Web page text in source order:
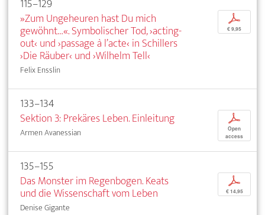
115–129
»Zum Ungeheuren hast Du mich
gewöhnt…«. Symbolischer Tod, ›acting-
out‹ und ›passage à l’acte‹ in Schillers
›Die Räuber‹ und ›Wilhelm Tell‹
Felix Ensslin
p
€ 9,95
133–134
Sektion 3: Prekäres Leben. Einleitung
Armen Avanessian
p
Open
access
135–155
Das Monster im Regenbogen. Keats
und die Wissenschaft vom Leben
Denise Gigante
p
€ 14,95